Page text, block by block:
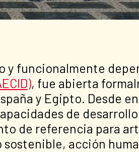
y funcionalmente
, fue abierta
y Egipto. Desde
de
de referencia para
acción